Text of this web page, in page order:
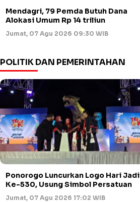
Mendagri, 79 Pemda Butuh Dana
Alokasi Umum Rp 14 triliun
Jumat, 07 Agu 2026 09:30 WIB
POLITIK DAN PEMERINTAHAN
Ponorogo Luncurkan Logo Hari Jadi
Ke-530, Usung Simbol Persatuan
Jumat, 07 Agu 2026 17:02 WIB